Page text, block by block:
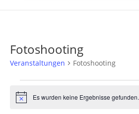
Fotoshooting
Veranstaltungen Fotoshooting
HinweisEs wurden keine Ergebnisse gefunden.